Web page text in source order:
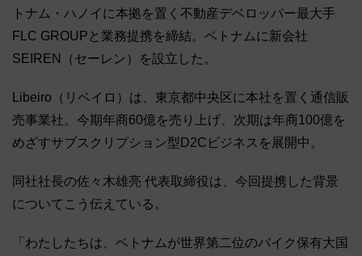
トナム・ハノイに本拠を置く不動産デベロッパー最大手
FLC GROUPと業務提携を締結。ベトナムに新会社
SEIREN（セーレン）を設立した。
Libeiro（リベイロ）は、東京都中央区に本社を置く通信販
売事業社。今期年商60億を売り上げ、次期は年商100億を
めざすサブスクリプション型D2Cビジネスを展開中。
同社社長の佐々木雄亮 代表取締役は、今回提携した背景
についてこう伝えている。
「わたしたちは、ベトナムが世界第二位のバイク保有大国